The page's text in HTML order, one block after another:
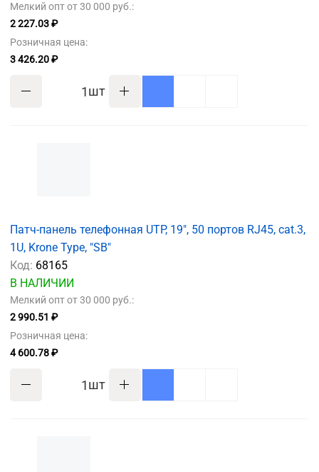
Мелкий опт от 30 000 руб.:
2 227.03 ₽
Розничная цена:
3 426.20 ₽
шт
Патч-панель телефонная UTP, 19", 50 портов RJ45, cat.3,
1U, Krone Type, "SB"
Код: 68165
В НАЛИЧИИ
Мелкий опт от 30 000 руб.:
2 990.51 ₽
Розничная цена:
4 600.78 ₽
шт